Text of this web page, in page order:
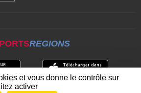
REGIONS
et vous donne le contrôle sur
activer